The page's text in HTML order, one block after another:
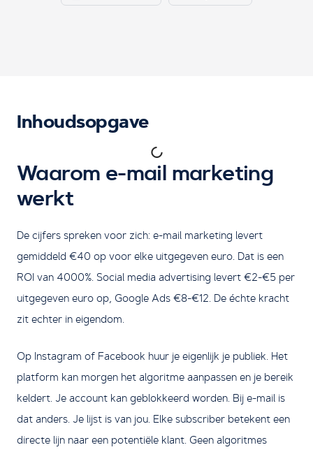
Waarom e-mail marketing
werkt
De cijfers spreken voor zich: e-mail marketing levert
gemiddeld €40 op voor elke uitgegeven euro. Dat is een
ROI van 4000%. Social media advertising levert €2-€5 per
uitgegeven euro op, Google Ads €8-€12. De échte kracht
zit echter in eigendom.
Op Instagram of Facebook huur je eigenlijk je publiek. Het
platform kan morgen het algoritme aanpassen en je bereik
keldert. Je account kan geblokkeerd worden. Bij e-mail is
dat anders. Je lijst is van jou. Elke subscriber betekent een
directe lijn naar een potentiële klant. Geen algoritmes
Inhoudsopgave